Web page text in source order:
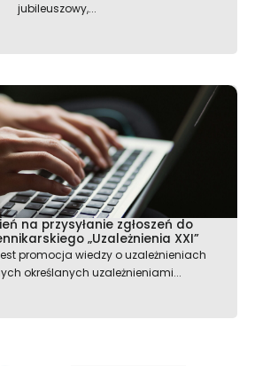
jubileuszowy,...
na przysyłanie zgłoszeń do
„Uzależnienia XXI”
promocja wiedzy o uzależnieniach
określanych uzależnieniami...